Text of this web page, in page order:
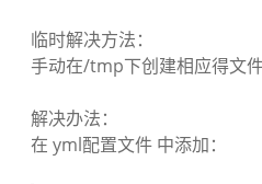
临时解决方法：
手动在/tmp下创建相应得文
解决办法：
在 yml配置文件 中添加：